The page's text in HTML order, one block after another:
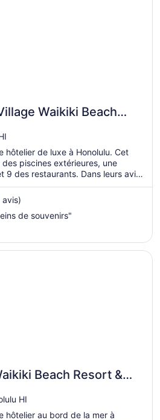
Waikiki Beach
hôtelier de luxe à Honolulu. Cet
piscines extérieures, une
9 des restaurants. Dans leurs avis,
la piscine et du personnel
prisées, Waikiki Beach Walk et
situent à proximité.
avis)
de souvenirs"
Beach Resort &
HI
hôtelier au bord de la mer à
fenêtreResort & Spa